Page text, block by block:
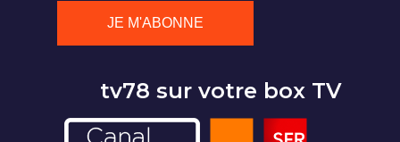
tv78 sur votre box TV